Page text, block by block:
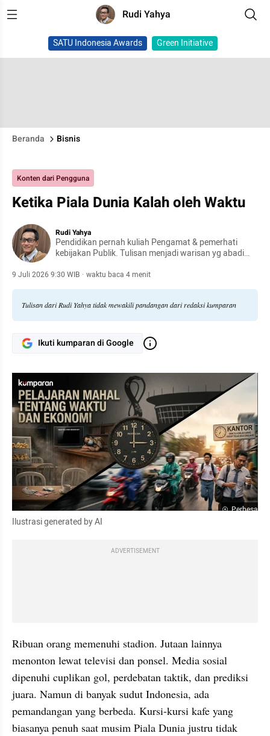
Rudi Yahya
SATU Indonesia Awards Green Initiative
Beranda Bisnis
Konten dari Pengguna
Ketika Piala Dunia Kalah oleh Waktu
Rudi Yahya
Pendidikan pernah kuliah Pengamat & pemerhati
kebijakan Publik. Tulisan menjadi warisan yg abadi
generasi mendatang (cucu/cicit) untk mengenal
9 Juli 2026 9:30 WIB · waktu baca 4 menit
Tulisan dari Rudi Yahya tidak mewakili pandangan dari redaksi kumparan
Ikuti kumparan di Google
Perbesar
Ilustrasi generated by AI
ADVERTISEMENT
Ribuan orang memenuhi stadion. Jutaan lainnya
menonton lewat televisi dan ponsel. Media sosial
dipenuhi cuplikan gol, perdebatan taktik, dan prediksi
juara. Namun di banyak sudut Indonesia, ada
pemandangan yang berbeda. Kursi-kursi kafe yang
biasanya penuh saat musim Piala Dunia justru tidak